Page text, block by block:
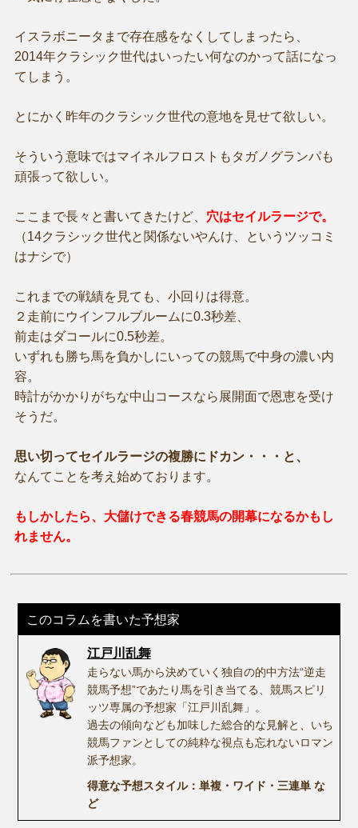
イスラボニータまで存在感をなくしてしまったら、
2014年クラシック世代はいったい何なのかって話になっ
てしまう。
とにかく昨年のクラシック世代の意地を見せて欲しい。
そういう意味ではマイネルフロストもタガノグランパも
頑張って欲しい。
ここまで長々と書いてきたけど、 穴はセイルラージで。
（14クラシック世代と関係ないやんけ、というツッコミ
はナシで）
これまでの戦績を見ても、小回りは得意。
２走前にウインフルブルームに0.3秒差、
前走はダコールに0.5秒差。
いずれも勝ち馬を負かしにいっての競馬で中身の濃い内
容。
時計がかかりがちな中山コースなら展開面で恩恵を受け
そうだ。
思い切ってセイルラージの複勝にドカン・・・と、
なんてことを考え始めております。
もしかしたら、大儲けできる春競馬の開幕になるかもし
れません。
このコラムを書いた予想家
江戸川乱舞
走らない馬から決めていく独自の的中方法“逆走
競馬予想”であたり馬を引き当てる、競馬スピリ
ッツ専属の予想家「江戸川乱舞」。
過去の傾向なども加味した総合的な見解と、いち
競馬ファンとしての純粋な視点も忘れないロマン
派予想家。
得意な予想スタイル：単複・ワイド・三連単 な
ど